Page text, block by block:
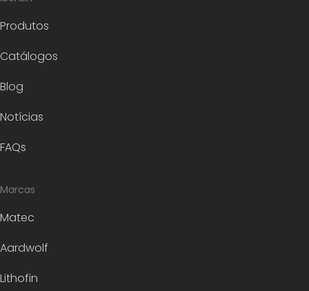
Produtos
Catálogos
Blog
Notícias
FAQs
Marcas
Matec
Aardwolf
Lithofin